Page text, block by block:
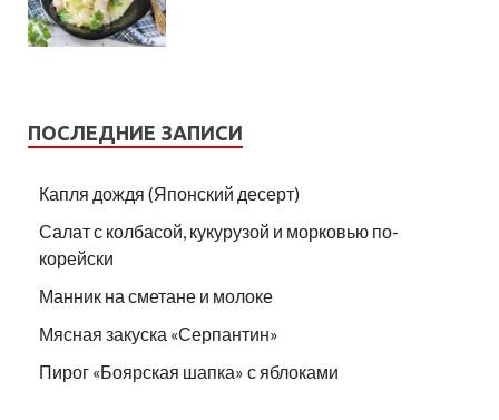
ПОСЛЕДНИЕ ЗАПИСИ
Капля дождя (Японский десерт)
Салат с колбасой, кукурузой и морковью по-
корейски
Манник на сметане и молоке
Мясная закуска «Серпантин»
Пирог «Боярская шапка» с яблоками